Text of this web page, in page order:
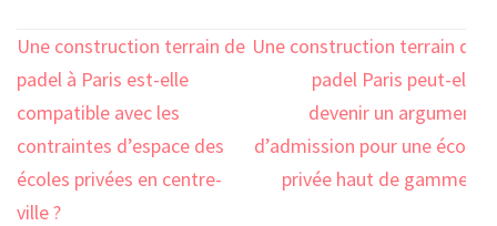
Navigation
de
l’article
Une construction terrain de
padel à Paris est-elle
compatible avec les
contraintes d’espace des
écoles privées en centre-
ville ?
Une construction terrain de
padel Paris peut-elle
devenir un argument
d’admission pour une école
privée haut de gamme ?